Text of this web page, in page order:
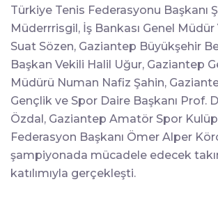
Türkiye Tenis Federasyonu Başkanı
Müderrrisgil, İş Bankası Genel Müdür
Suat Sözen, Gaziantep Büyükşehir
Başkan Vekili Halil Uğur, Gaziantep
Müdürü Numan Nafiz Şahin,
Gençlik ve Spor Daire Başkanı Prof.
Özdal, Gaziantep Amatör Spor
Federasyon Başkanı Ömer Alper
şampiyonada mücadele edecek
katılımıyla gerçekleşti.